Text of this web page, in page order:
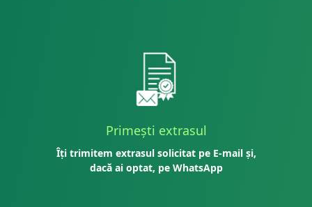
Primești extrasul
Îți trimitem extrasul solicitat pe E-mail și,
dacă ai optat, pe WhatsApp